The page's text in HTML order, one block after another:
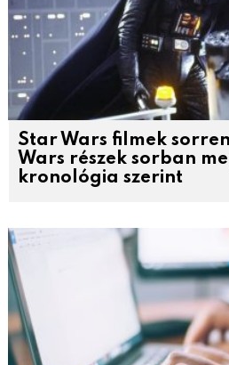
Star Wars filmek
Wars részek sorban
kronológia szerint